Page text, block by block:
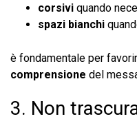
corsivi quando
spazi bianchi
è fondamentale per
comprensione del
3. Non